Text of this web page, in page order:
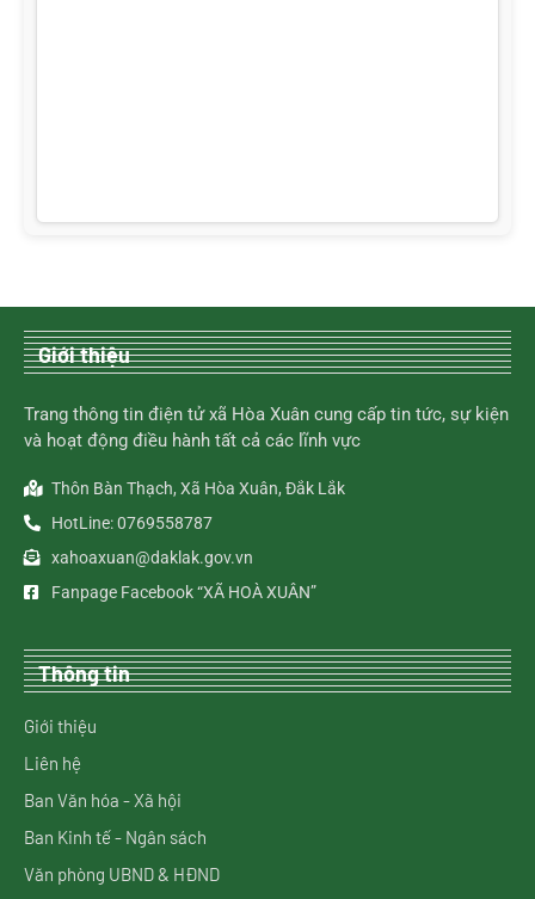
Giới thiệu
Trang thông tin điện tử xã Hòa Xuân cung cấp tin tức, sự kiện
và hoạt động điều hành tất cả các lĩnh vực
Thôn Bàn Thạch, Xã Hòa Xuân, Đắk Lắk
HotLine: 0769558787
xahoaxuan@daklak.gov.vn
Fanpage Facebook “XÃ HOÀ XUÂN”
Thông tin
Giới thiệu
Liên hệ
Ban Văn hóa - Xã hội
Ban Kinh tế - Ngân sách
Văn phòng UBND & HĐND